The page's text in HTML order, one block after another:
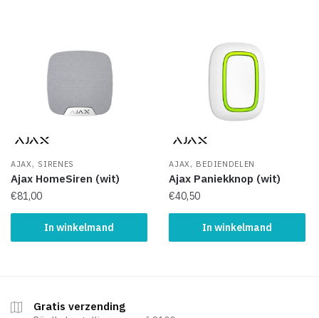
AJAX, SIRENES
Ajax HomeSiren (wit)
€81,00
In winkelmand
AJAX, BEDIENDELEN
Ajax Paniekknop (wit)
€40,50
In winkelmand
Gratis verzending